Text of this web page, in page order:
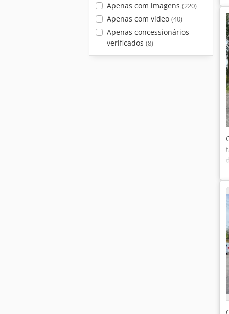
Apenas com imagens (220)
Apenas com vídeo (40)
Apenas concessionários
verificados (8)